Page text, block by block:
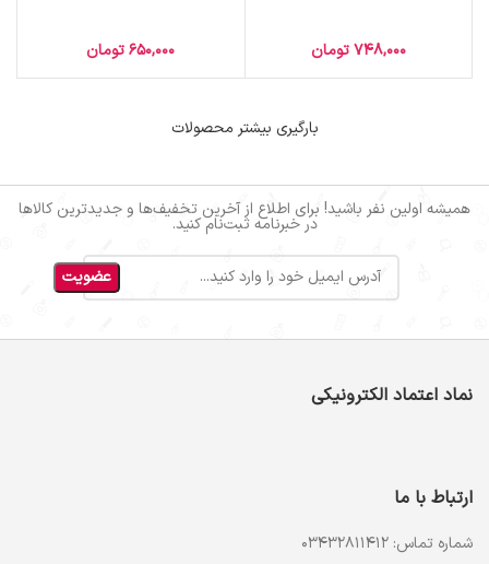
748,000 تومان 650,000 تومان
بارگیری بیشتر محصولات
همیشه اولین نفر باشید! برای اطلاع از آخرین تخفیف‌ها و جدیدترین کالاها
در خبرنامه ثبت‌نام کنید.
نماد اعتماد الکترونیکی
ارتباط با ما
شماره تماس: 03432811412